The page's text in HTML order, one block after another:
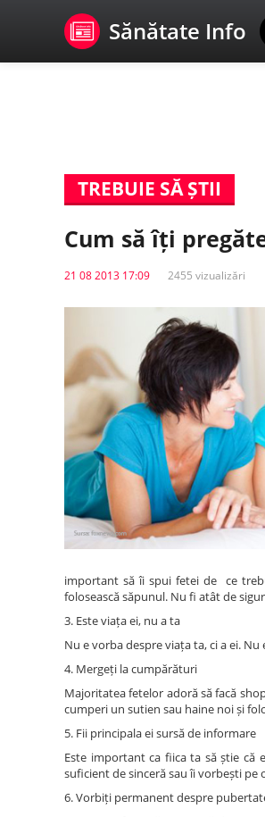
Sănătate Info
TREBUIE SĂ ȘTII
Cum să îți
21 08 2013 17:09 2455 vizualizări
important să îi spui fetei de ce
folosească săpunul. Nu fi atât de
3. Este viața ei, nu a ta
Nu e vorba despre viața ta, ci a ei.
4. Mergeți la cumpărături
Majoritatea fetelor adoră să facă
cumperi un sutien sau haine noi și
5. Fii principala ei sursă de informare
Este important ca fiica ta să știe că
suficient de sinceră sau îi vorbești pe
6. Vorbiți permanent despre